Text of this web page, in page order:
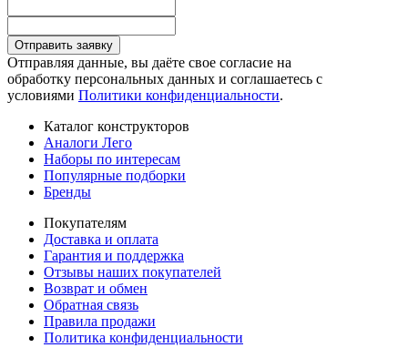
Отправить заявку
Отправляя данные, вы даёте свое согласие на
обработку персональных данных и соглашаетесь с
условиями Политики конфиденциальности.
Каталог конструкторов
Аналоги Лего
Наборы по интересам
Популярные подборки
Бренды
Покупателям
Доставка и оплата
Гарантия и поддержка
Отзывы наших покупателей
Возврат и обмен
Обратная связь
Правила продажи
Политика конфиденциальности